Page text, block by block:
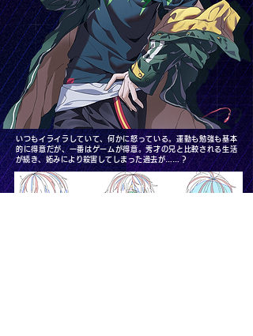
いつもイライラしていて、何かに怒っている。運動も勉強も基本
的に得意だが、一番はゲームが得意。秀才の兄と比較される生活
が続き、妬みにより殺害してしまった過去が……？